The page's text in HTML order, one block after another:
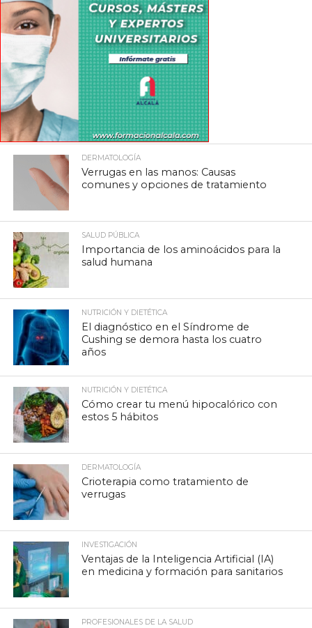
DERMATOLOGÍA
Verrugas en las manos: Causas
comunes y opciones de tratamiento
SALUD PÚBLICA
Importancia de los aminoácidos para la
salud humana
NUTRICIÓN Y DIETÉTICA
El diagnóstico en el Síndrome de
Cushing se demora hasta los cuatro
años
NUTRICIÓN Y DIETÉTICA
Cómo crear tu menú hipocalórico con
estos 5 hábitos
DERMATOLOGÍA
Crioterapia como tratamiento de
verrugas
INVESTIGACIÓN
Ventajas de la Inteligencia Artificial (IA)
en medicina y formación para sanitarios
PROFESIONALES DE LA SALUD